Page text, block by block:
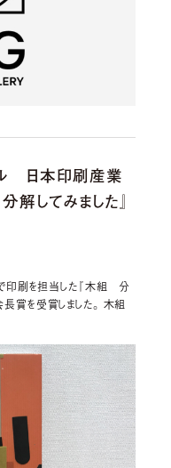
日本印刷産業
してみました』
印刷を担当した『木組 分
賞を受賞しました。 木組